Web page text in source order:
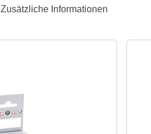
Zusätzliche Informationen